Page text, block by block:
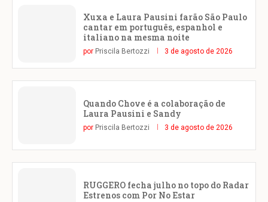
Xuxa e Laura Pausini farão São Paulo
cantar em português, espanhol e
italiano na mesma noite
por Priscila Bertozzi 3 de agosto de 2026
Quando Chove é a colaboração de
Laura Pausini e Sandy
por Priscila Bertozzi 3 de agosto de 2026
RUGGERO fecha julho no topo do Radar
Estrenos com Por No Estar